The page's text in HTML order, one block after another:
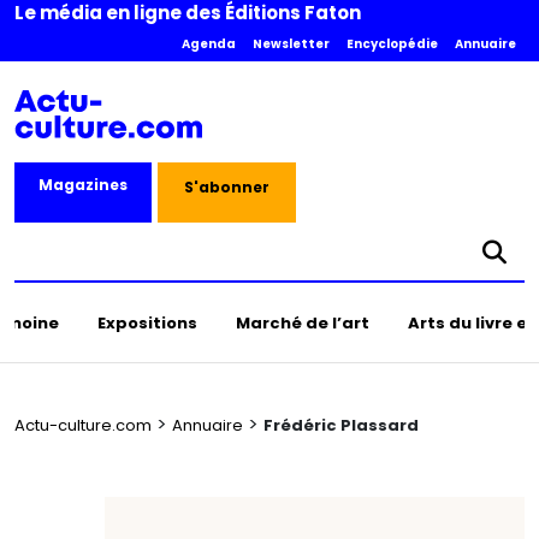
Le média en ligne des Éditions Faton
Agenda Newsletter Encyclopédie Annuaire
Magazines S'abonner
Expositions Marché de l’art Arts du livre
Actu-culture.com > Annuaire > Frédéric Plassard